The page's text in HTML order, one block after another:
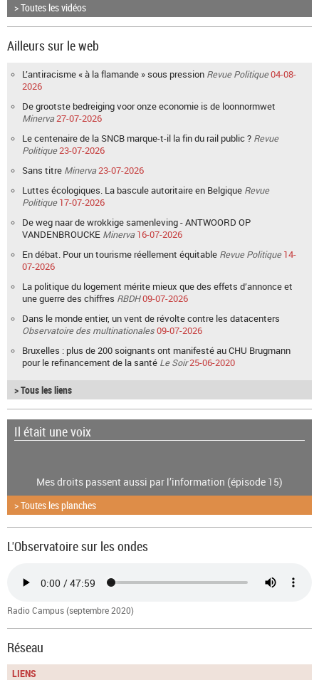
> Toutes les vidéos
Ailleurs sur le web
L’antiracisme « à la flamande » sous pression Revue Politique04-08-
2026
De grootste bedreiging voor onze economie is de loonnormwet
Minerva27-07-2026
Le centenaire de la SNCB marque-t-il la fin du rail public ? Revue
Politique23-07-2026
Sans titre Minerva23-07-2026
Luttes écologiques. La bascule autoritaire en Belgique Revue
Politique 17-07-2026
De weg naar de wrokkige samenleving - ANTWOORD OP
VANDENBROUCKE Minerva 16-07-2026
En débat. Pour un tourisme réellement équitable Revue Politique 14-
07-2026
La politique du logement mérite mieux que des effets d’annonce et
une guerre des chiffres RBDH09-07-2026
Dans le monde entier, un vent de révolte contre les datacenters
Observatoire des multinationales09-07-2026
Bruxelles : plus de 200 soignants ont manifesté au CHU Brugmann
pour le refinancement de la santé Le Soir25-06-2020
> Tous les liens
Il était une voix
Mes droits passent aussi par l’information (épisode 15)
> Toutes les planches
L'Observatoire sur les ondes
Radio Campus (septembre 2020)
Réseau
LIENS